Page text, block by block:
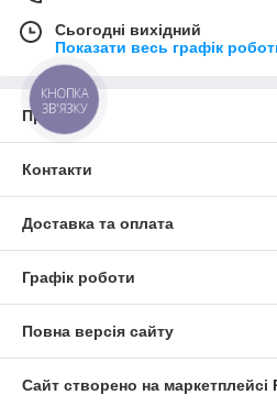
Сьогодні вихідний
Показати весь графік
Про нас
Контакти
Доставка та оплата
Графік роботи
Повна версія сайту
Сайт створено на маркетплейсі
КНОПКА
ЗВ'ЯЗКУ